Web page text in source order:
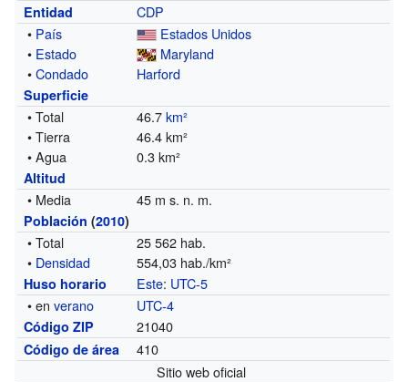
Entidad
CDP
• País
Estados Unidos
• Estado
Maryland
•Condado Harford
Superficie
• Total 46.7km²
• Tierra
46.4 km²
• Agua
0.3 km²
Altitud
• Media 45 m s. n. m.
Población (2010)
• Total
25 562 hab.
• Densidad 554,03 hab./km²
Huso horario Este: UTC-5
• enverano UTC-4
Código ZIP 21040
Código de área
410
Sitio web oficial